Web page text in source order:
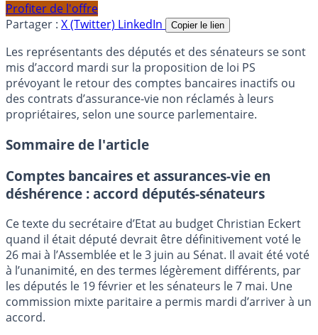
Profiter de l'offre
Partager : X (Twitter) LinkedIn Copier le lien
Les représentants des députés et des sénateurs se sont
mis d’accord mardi sur la proposition de loi PS
prévoyant le retour des comptes bancaires inactifs ou
des contrats d’assurance-vie non réclamés à leurs
propriétaires, selon une source parlementaire.
Sommaire de l'article
Comptes bancaires et assurances-vie en
déshérence : accord députés-sénateurs
Ce texte du secrétaire d’Etat au budget Christian Eckert
quand il était député devrait être définitivement voté le
26 mai à l’Assemblée et le 3 juin au Sénat. Il avait été voté
à l’unanimité, en des termes légèrement différents, par
les députés le 19 février et les sénateurs le 7 mai. Une
commission mixte paritaire a permis mardi d’arriver à un
accord.